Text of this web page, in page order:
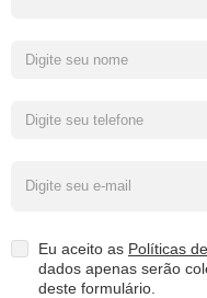
Eu aceito as Políticas
dados apenas serão
deste formulário.